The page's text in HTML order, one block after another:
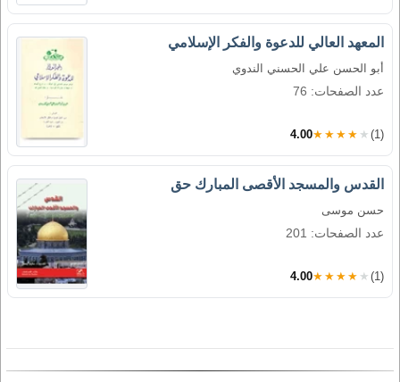
المعهد العالي للدعوة والفكر الإسلامي
أبو الحسن علي الحسني الندوي
عدد الصفحات: 76
4.00★★★★★ (1)
القدس والمسجد الأقصى المبارك حق
حسن موسى
عدد الصفحات: 201
4.00★★★★★ (1)